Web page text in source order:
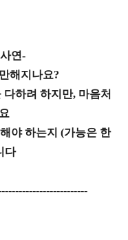
연-
해지나요?
하려 하지만, 마음처
야 하는지 (가능은 한
다